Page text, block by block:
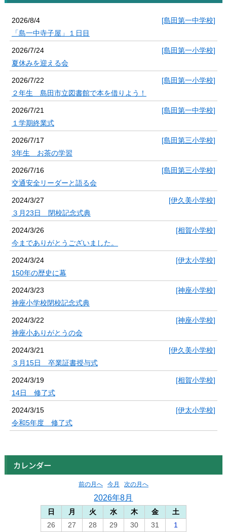
2026/8/4
[島田第一中学校]
「島一中寺子屋」１日目
2026/7/24
[島田第一小学校]
夏休みを迎える会
2026/7/22
[島田第一小学校]
２年生 島田市立図書館で本を借りよう！
2026/7/21
[島田第一中学校]
１学期終業式
2026/7/17
[島田第三小学校]
3年生 お茶の学習
2026/7/16
[島田第三小学校]
交通安全リーダーと語る会
2024/3/27
[伊久美小学校]
３月23日 閉校記念式典
2024/3/26
[相賀小学校]
今までありがとうございました。
2024/3/24
[伊太小学校]
150年の歴史に幕
2024/3/23
[神座小学校]
神座小学校閉校記念式典
2024/3/22
[神座小学校]
神座小ありがとうの会
2024/3/21
[伊久美小学校]
３月15日 卒業証書授与式
2024/3/19
[相賀小学校]
14日 修了式
2024/3/15
[伊太小学校]
令和5年度 修了式
カレンダー
前の月へ 今月 次の月へ
2026年8月
日 月 火 水 木 金
土
26
27 28 29 30 31 1